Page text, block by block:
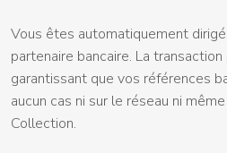
Vous êtes automatiquement
partenaire bancaire. La
garantissant que vos références
aucun cas ni sur le réseau ni
Collection.